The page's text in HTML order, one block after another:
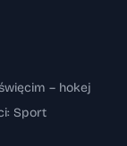
– hokej
Sport